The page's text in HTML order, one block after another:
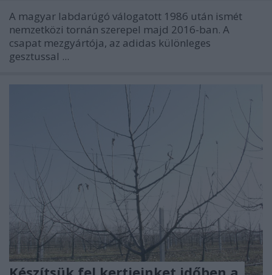
A magyar labdarúgó válogatott 1986 után ismét
nemzetközi tornán szerepel majd 2016-ban. A
csapat mezgyártója, az adidas különleges
gesztussal ...